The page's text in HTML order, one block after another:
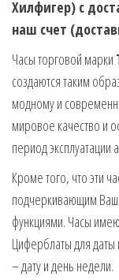
Хилфигер) с
наш счет
Часы торговой марки
создаются таким
модному и
мировое качество и
период эксплуатации
Кроме того, что эти
подчеркивающим
функциями. Часы
Циферблаты для
– дату и день недели.